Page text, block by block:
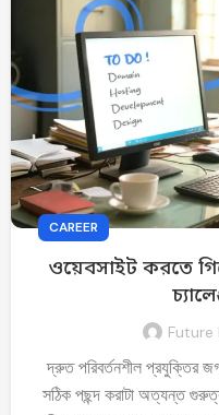
CAREER
ওয়েবসাইট করতে
Future
দ্রুত পরিবর্তনশীল প্রযুক্তির
সঠিক পছন্দ করাটা অত্যন্ত